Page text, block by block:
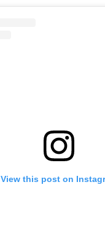
View this post on